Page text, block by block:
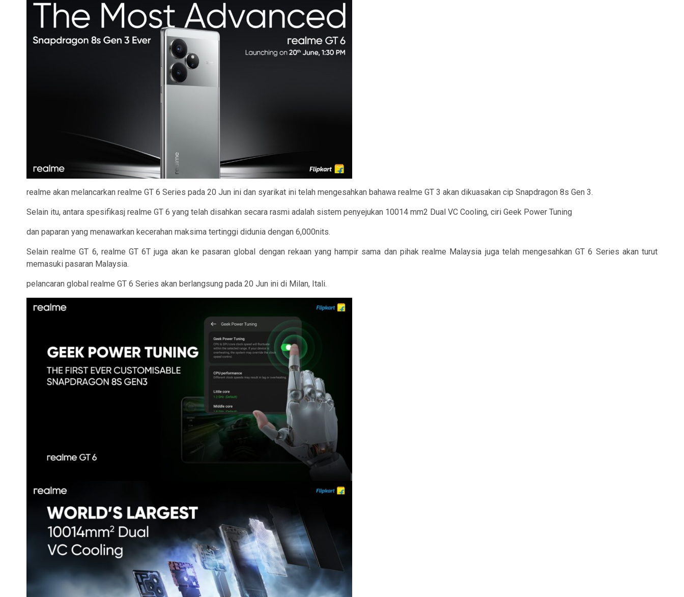
realme akan melancarkan realme GT 6 Series pada 20 Jun ini dan syarikat ini telah mengesahkan bahawa realme GT 3 akan dikuasakan cip Snapdragon 8s Gen 3.
Selain itu, antara spesifikasj realme GT 6 yang telah disahkan secara rasmi adalah sistem penyejukan 10014 mm2 Dual VC Cooling, ciri Geek Power Tuning
dan paparan yang menawarkan kecerahan maksima tertinggi didunia dengan 6,000nits.
Selain realme GT 6, realme GT 6T juga akan ke pasaran global dengan rekaan yang hampir sama dan pihak realme Malaysia juga telah mengesahkan GT 6 Series akan turut
memasuki pasaran Malaysia.
pelancaran global realme GT 6 Series akan berlangsung pada 20 Jun ini di Milan, Itali.